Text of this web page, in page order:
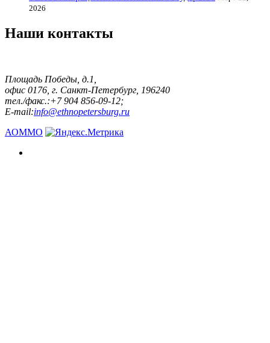
2026
Наши контакты
Площадь Победы, д.1,
офис 0176, г. Санкт-Петербург, 196240
тел./факс.:+7 904 856-09-12;
E-mail:info@ethnopetersburg.ru
АОММО